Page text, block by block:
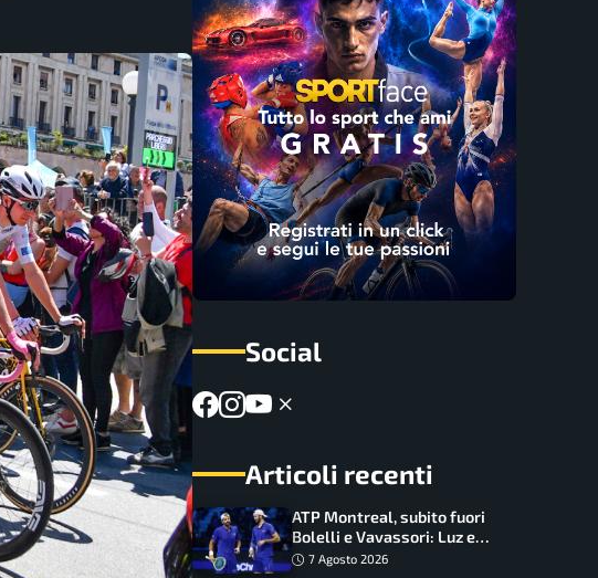
Social
Articoli recenti
ATP Montreal, subito fuori
Bolelli e Vavassori: Luz e
Matos fermano gli azzurri
7 Agosto 2026